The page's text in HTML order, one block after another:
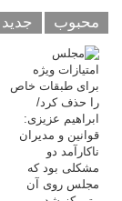
محبوب جدید